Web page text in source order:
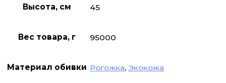
Высота, см 45
Вес товара, г 95000
Материал обивки Рогожка, Экокожа